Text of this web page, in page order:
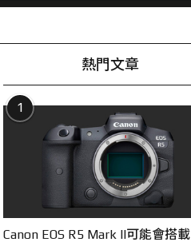
熱門文章
1
Canon EOS R5 Mark II可能會搭載